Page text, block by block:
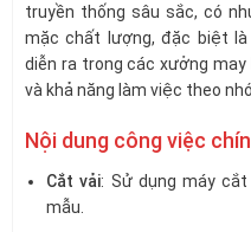
truyền thống sâu sắc, có
mặc chất lượng, đặc biệt
diễn ra trong các xưởng
và khả năng làm việc theo
Nội dung công việc
Cắt vải: Sử dụng máy
mẫu.